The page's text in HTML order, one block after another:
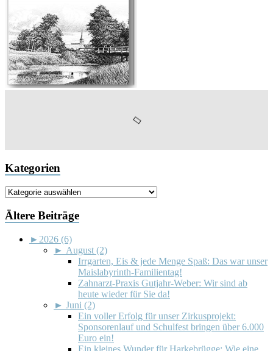
Kategorien
Kategorien
Ältere Beiträge
► 2026 (6)
► August (2)
Irrgarten, Eis & jede Menge Spaß: Das war unser
Maislabyrinth-Familientag!
Zahnarzt-Praxis Gutjahr-Weber: Wir sind ab
heute wieder für Sie da!
► Juni (2)
Ein voller Erfolg für unser Zirkusprojekt:
Sponsorenlauf und Schulfest bringen über 6.000
Euro ein!